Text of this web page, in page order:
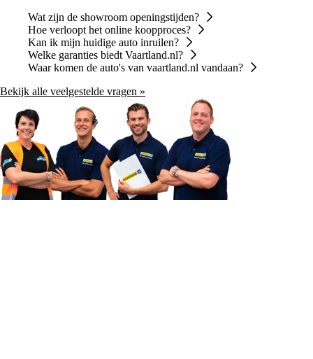
Wat zijn de showroom openingstijden?
Hoe verloopt het online koopproces?
Kan ik mijn huidige auto inruilen?
Welke garanties biedt Vaartland.nl?
Waar komen de auto's van vaartland.nl vandaan?
Bekijk alle veelgestelde vragen »